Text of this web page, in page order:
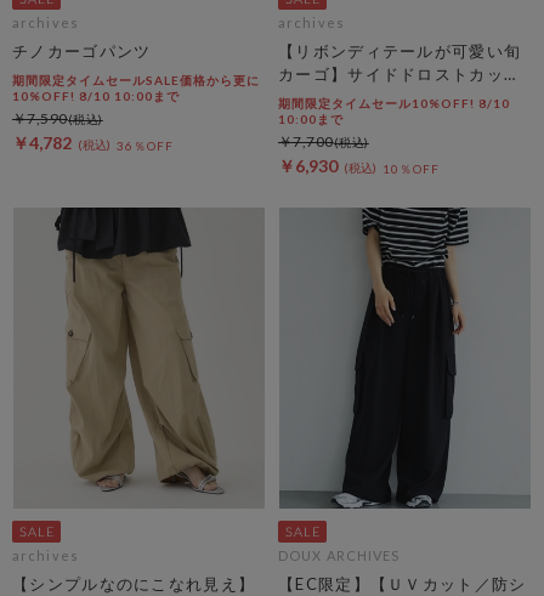
archives
チノカーゴパンツ
期間限定タイムセールSALE価格から更に
10%OFF! 8/10 10:00まで
￥4,782 36％OFF
￥7,590
archives
【リボンディテールが可愛い旬
カーゴ】サイドドロストカット
リボンカーゴＰＴ
期間限定タイムセール10%OFF! 8/10
10:00まで
￥6,930 10％OFF
￥7,700
archives
【シンプルなのにこなれ見え】
DOUX ARCHIVES
【EC限定】【ＵＶカット／防シ